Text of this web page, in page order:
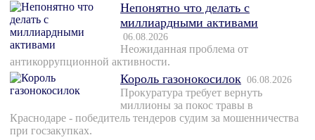
Непонятно что делать с
миллиардными активами
06.08.2026
Неожиданная проблема от
антикоррупционной активности.
Король газонокосилок 06.08.2026
Прокуратура требует вернуть
миллионы за покос травы в
Краснодаре - победитель тендеров судим за мошенничества
при госзакупках.